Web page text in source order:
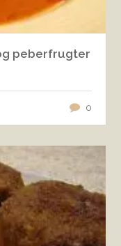
peberfrugter
0